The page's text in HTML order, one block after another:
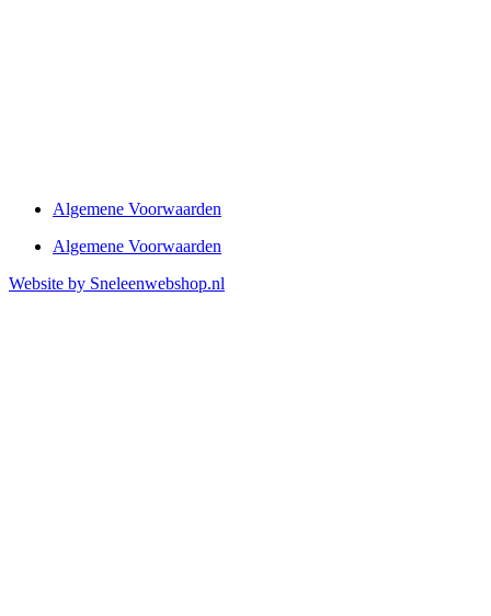
Algemene Voorwaarden
Algemene Voorwaarden
Website by Sneleenwebshop.nl